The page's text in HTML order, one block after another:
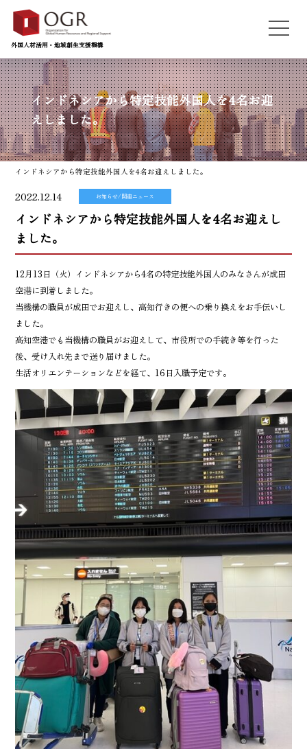
外国人材活用・地域創生支援機構
インドネシアから特定技能外国人を4名お迎
えしました。
インドネシアから特定技能外国人を4名お迎えしました。
2022.12.14 お知らせ/関連ニュース
インドネシアから特定技能外国人を4名お迎えし
ました。
12月13日（火）インドネシアから4名の特定技能外国人のみなさんが成田
空港に到着しました。
当機構の職員が成田でお迎えし、高知行きの便への乗り換えをお手伝いし
ました。
高知空港でも当機構の職員がお迎えして、市役所での手続き等を行った
後、受け入れ先まで送り届けました。
生活オリエンテーションなどを経て、16日入職予定です。